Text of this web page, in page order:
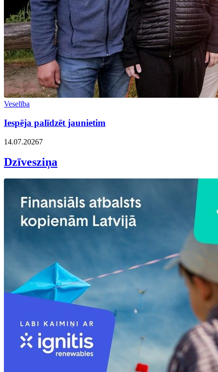
Veselība
Iespēja palīdzēt jaunietim
14.07.20267
Dzīvesziņa